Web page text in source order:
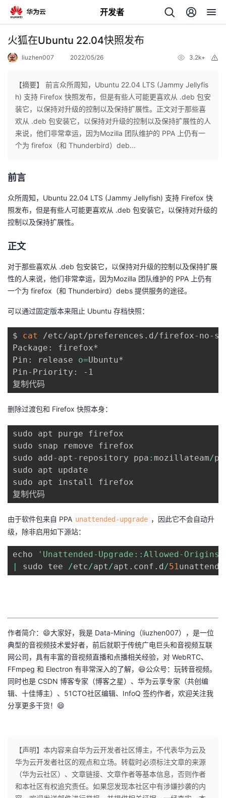
开发者
返
个
人
主
页
我
的
开
发
者
我
的
博
客
我
的
论
坛
我
的
圈
子
我
的
直
播
我
的
活
动
我
的
关
注
我
的
发
者
学
堂
课
程
的
认
证
我
的
实
验
我
的
收
我
的
Programs
我
的
持
术
支
持
云
声
建
议
火狐在Ubuntu 22.04快照发布
liuzhen007 2022/05/26 3.2k+
【摘要】 前言众所周知，Ubuntu 22.04 LTS (Jammy Jellyfis
h) 支持 Firefox 快照发布，但是有些人可能更喜欢从 .deb 包安
装它，以保持对升级的控制以及保持扩展性。正文对于那些喜
欢从 .deb 包安装它，以保持对升级的控制以及保持扩展性的人
来说，他们非常幸运，因为Mozilla 团队维护的 PPA 上仍有一
个为 firefox（和 Thunderbird）deb...
前言
众所周知，Ubuntu 22.04 LTS (Jammy Jellyfish) 支持 Firefox 快
照发布，但是有些人可能更喜欢从 .deb 包安装它，以保持对升级的
控制以及保持扩展性。
正文
对于那些喜欢从 .deb 包安装它，以保持对升级的控制以及保持扩展
性的人来说，他们非常幸运，因为Mozilla 团队维护的 PPA 上仍有
一个为 firefox（和 Thunderbird）debs 提供服务的途径。
可以通过固定版本来阻止 Ubuntu 存档快照：
$ cat
/etc/apt/preferences.d/firefox-no-
Package: firefox*
Pin: release o=Ubuntu*
Pin-Priority: -1
复制代码
删除过渡包和 Firefox 快照本身：
sudo apt purge firefox
sudo snap remove firefox
sudo add - apt - repository ppa : mozillateam/
sudo apt update
sudo apt install firefox
复制代码
由于软件包来自 PPA unattended-upgrade ，因此它不会自动升
级，除非启用如下源站：
echo
'Unattended-Upgrade::Allowed-
|
sudo tee /etc/apt/apt . conf . d/51
作者简介：😄大家好，我是 Data-Mining（liuzhen007），是一位
典型的音视频技术爱好者，前后就职于传统广电巨头和音视频互联
网公司，具有丰富的音视频直播和点播相关经验，对 WebRTC、
FFmpeg 和 Electron 有非常深入的了解，😄公众号：玩转音视频。
同时也是 CSDN 博客专家（博客之星）、华为云享专家（共创编
辑、十佳博主）、51CTO社区编辑、InfoQ 签约作者，欢迎关注我
分享更多干货！😄
【声明】本内容来自华为云开发者社区博主，不代表华为云及
华为云开发者社区的观点和立场。转载时必须标注文章的来源
（华为云社区）、文章链接、文章作者等基本信息，否则作者
和本社区有权追究责任。如果您发现本社区中有涉嫌抄袭的内